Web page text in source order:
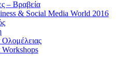
– Βραβεία
& Social Media World 2016